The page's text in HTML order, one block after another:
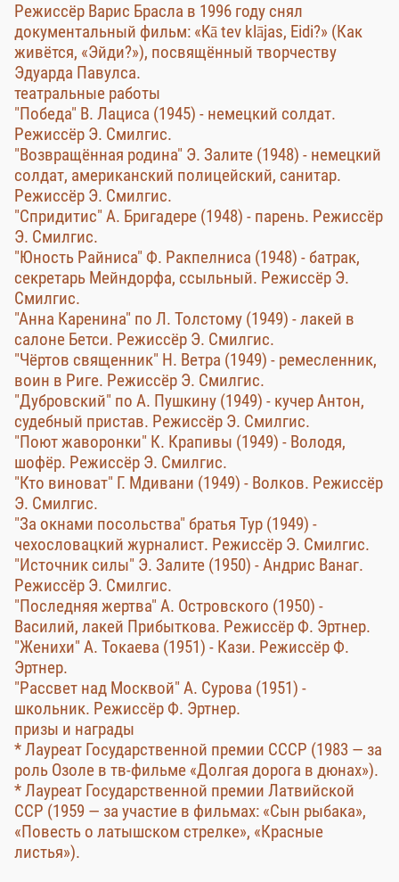
Режиссёр Варис Брасла в 1996 году снял
документальный фильм: «Kā tev klājas, Eidi?» (Как
живётся, «Эйди?»), посвящённый творчеству
Эдуарда Павулса.
театральные работы
"Победа" В. Лациса (1945) - немецкий солдат.
Режиссёр Э. Смилгис.
"Возвращённая родина" Э. Залите (1948) - немецкий
солдат, американский полицейский, санитар.
Режиссёр Э. Смилгис.
"Спридитис" А. Бригадере (1948) - парень. Режиссёр
Э. Смилгис.
"Юность Райниса" Ф. Ракпелниса (1948) - батрак,
секретарь Мейндорфа, ссыльный. Режиссёр Э.
Смилгис.
"Анна Каренина" по Л. Толстому (1949) - лакей в
салоне Бетси. Режиссёр Э. Смилгис.
"Чёртов священник" Н. Ветра (1949) - ремесленник,
воин в Риге. Режиссёр Э. Смилгис.
"Дубровский" по А. Пушкину (1949) - кучер Антон,
судебный пристав. Режиссёр Э. Смилгис.
"Поют жаворонки" К. Крапивы (1949) - Володя,
шофёр. Режиссёр Э. Смилгис.
"Кто виноват" Г. Мдивани (1949) - Волков. Режиссёр
Э. Смилгис.
"За окнами посольства" братья Тур (1949) -
чехословацкий журналист. Режиссёр Э. Смилгис.
"Источник силы" Э. Залите (1950) - Андрис Ванаг.
Режиссёр Э. Смилгис.
"Последняя жертва" А. Островского (1950) -
Василий, лакей Прибыткова. Режиссёр Ф. Эртнер.
"Женихи" А. Токаева (1951) - Кази. Режиссёр Ф.
Эртнер.
"Рассвет над Москвой" А. Сурова (1951) -
школьник. Режиссёр Ф. Эртнер.
призы и награды
* Лауреат Государственной премии СССР (1983 — за
роль Озоле в тв-фильме «Долгая дорога в дюнах»).
* Лауреат Государственной премии Латвийской
ССР (1959 — за участие в фильмах: «Сын рыбака»,
«Повесть о латышском стрелке», «Красные
листья»).